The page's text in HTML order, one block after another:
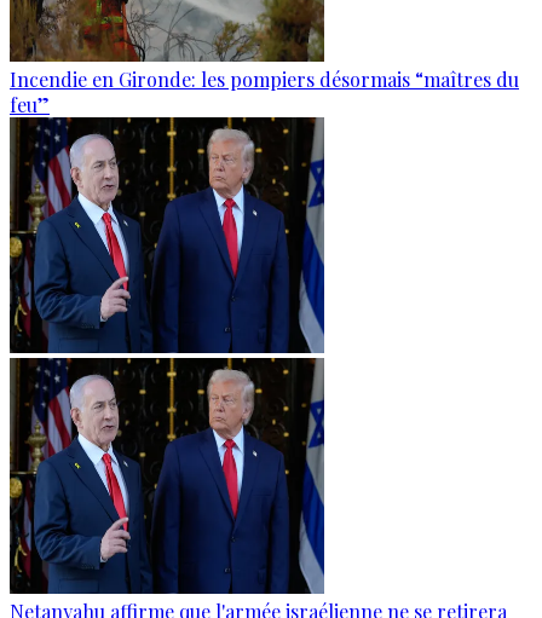
Incendie en Gironde: les pompiers désormais “maîtres du
feu”
Netanyahu affirme que l'armée israélienne ne se retirera